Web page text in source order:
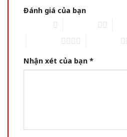
Đánh giá của bạn
Nhận xét của bạn *